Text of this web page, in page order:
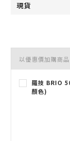
以優惠價加購商品
羅技 BRIO
顏色)